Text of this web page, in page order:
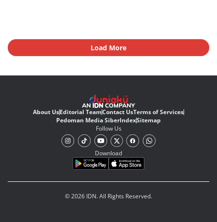
Load More
About UsEditorial TeamContact UsTerms of Services
Pedoman Media SiberIndexSitemap
Follow Us
Download
© 2026 IDN. All Rights Reserved.